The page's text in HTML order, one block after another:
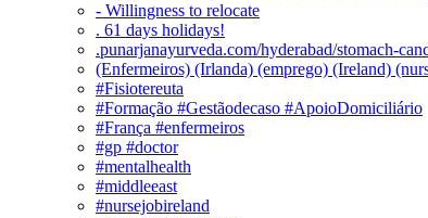
- Willingness to relocate
. 61 days holidays!
.punarjanayurveda.com/hyderabad/stomach-
(Enfermeiros) (Irlanda) (emprego) (Ireland)
#Fisiotereuta
#Formação #Gestãodecaso #ApoioDomiciliário
#França #enfermeiros
#gp #doctor
#mentalhealth
#middleeast
#nursejobireland